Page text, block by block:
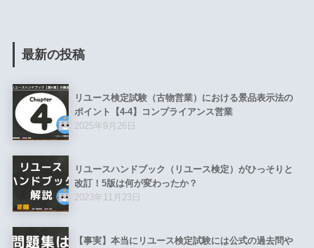
最新の投稿
リユース検定試験（古物営業）における景品表示法の
ポイント【4-4】コンプライアンス営業
2025年9月26日
リユースハンドブック（リユース検定）がひっそりと
改訂！5版は何が変わったか？
2023年11月23日
【事実】本当にリユース検定試験には公式の過去問や